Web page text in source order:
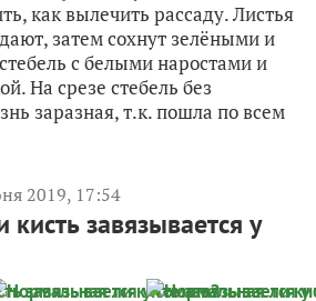
как вылечить рассаду. Листья
затем сохнут зелёными и
с белыми наростами и
На срезе стебель без
заразная, т.к. пошла по всем
2019, 17:54
завязывается у